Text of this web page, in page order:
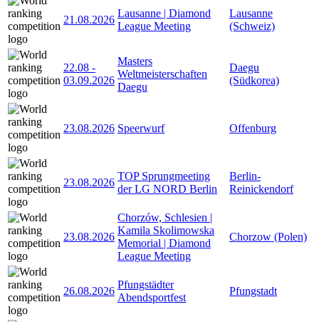
21.08.2026
Lausanne | Diamond
League Meeting
Lausanne
(Schweiz)
22.08 -
03.09.2026
Masters
Weltmeisterschaften
Daegu
Daegu
(Südkorea)
23.08.2026 Speerwurf Offenburg
23.08.2026
TOP Sprungmeeting
der LG NORD Berlin
Berlin-
Reinickendorf
23.08.2026
Chorzów, Schlesien |
Kamila Skolimowska
Memorial | Diamond
League Meeting
Chorzow (Polen)
26.08.2026
Pfungstädter
Abendsportfest
Pfungstadt